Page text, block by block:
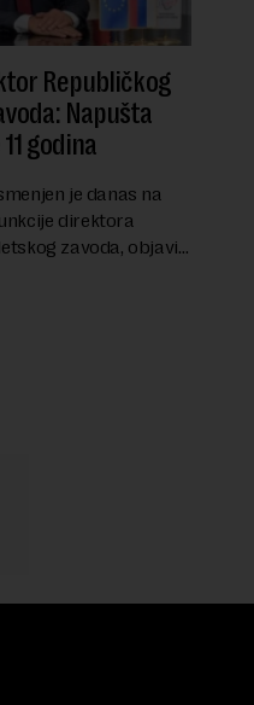
Republičkog
Napušta
godina
je danas na
direktora
zavoda, objavio